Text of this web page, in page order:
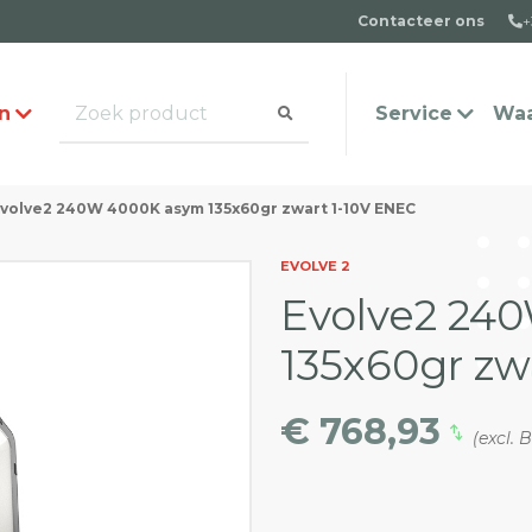
Contacteer ons
Service
Veel gestelde vragen
Contact
240W 4000K asym 135x60gr zwart 1-10V ENEC
EVOLVE 2
Evolve2
135x60gr
€ 768,93 (excl.